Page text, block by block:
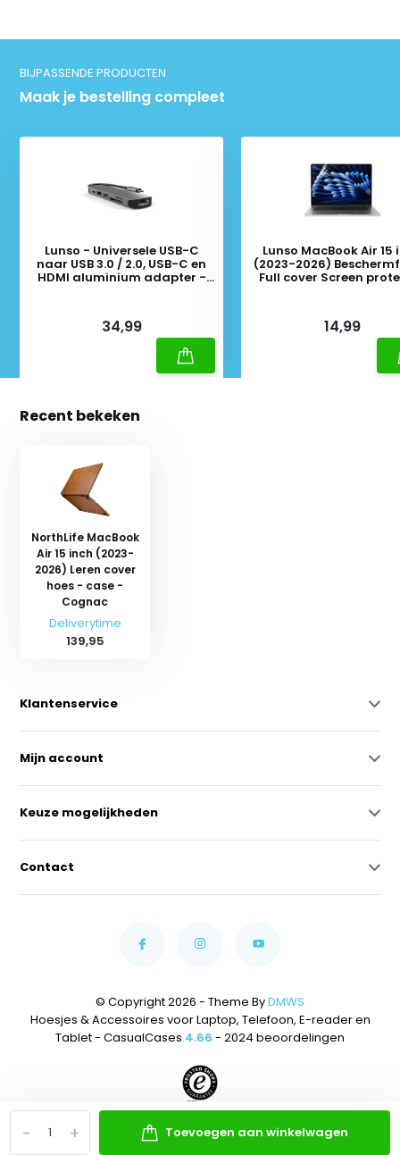
+
- Toevoegen aan winkelwagen
BIJPASSENDE PRODUCTEN
Maak je bestelling compleet
Lunso - Universele USB-C
naar USB 3.0 / 2.0, USB-C en
HDMI aluminium adapter -
34,99
Lunso MacBook Air 15
(2023-2026)
Full cover Screen
14,99
Recent bekeken
NorthLife MacBook
Air 15 inch (2023-
2026) Leren cover
hoes - case -
Cognac
Deliverytime
139,95
Klantenservice
Mijn account
Keuze mogelijkheden
Contact
© Copyright 2026 - Theme ByDMWS
Hoesjes & Accessoires voor Laptop, Telefoon, E-reader en
Tablet - CasualCases 4.66 - 2024 beoordelingen